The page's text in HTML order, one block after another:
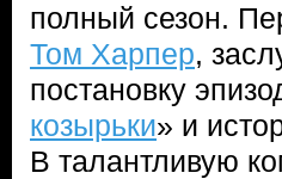
полный сезон.
Том Харпер,
постановку
козырьки» и
В талантливую